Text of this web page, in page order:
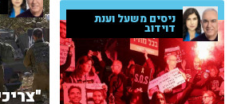
ניסים משעל וענת
דוידוב